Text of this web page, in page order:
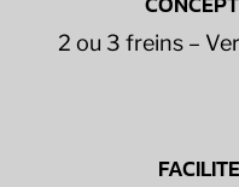
2 ou 3 freins –